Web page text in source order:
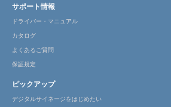
サポート情報
ドライバー・マニュアル
カタログ
よくあるご質問
保証規定
ピックアップ
デジタルサイネージをはじめたい